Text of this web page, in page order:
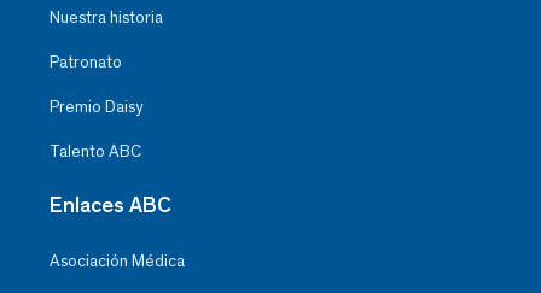
Nuestra historia
Patronato
Premio Daisy
Talento ABC
Enlaces ABC
Asociación Médica